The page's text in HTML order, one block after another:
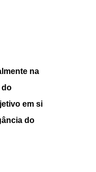
na
do
em si
do